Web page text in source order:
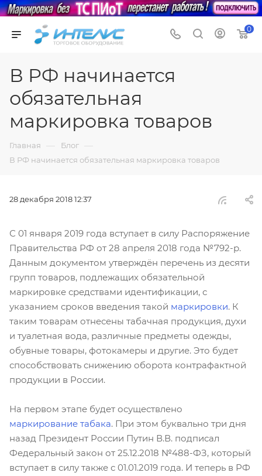
0
В РФ начинается
обязательная
маркировка товаров
Главная — Блог —
В РФ начинается обязательная маркировка товаров
28 декабря 2018 12:37
С 01 января 2019 года вступает в силу Распоряжение
Правительства РФ от 28 апреля 2018 года №792-р.
Данным документом утверждён перечень из десяти
групп товаров, подлежащих обязательной
маркировке средствами идентификации, с
указанием сроков введения такой маркировки. К
таким товарам отнесены табачная продукция, духи
и туалетная вода, различные предметы одежды,
обувные товары, фотокамеры и другие. Это будет
способствовать снижению оборота контрафактной
продукции в России.
На первом этапе будет осуществлено
маркирование табака. При этом буквально три дня
назад Президент России Путин В.В. подписал
Федеральный закон от 25.12.2018 №488-ФЗ, который
вступает в силу также с 01.01.2019 года. И теперь в РФ